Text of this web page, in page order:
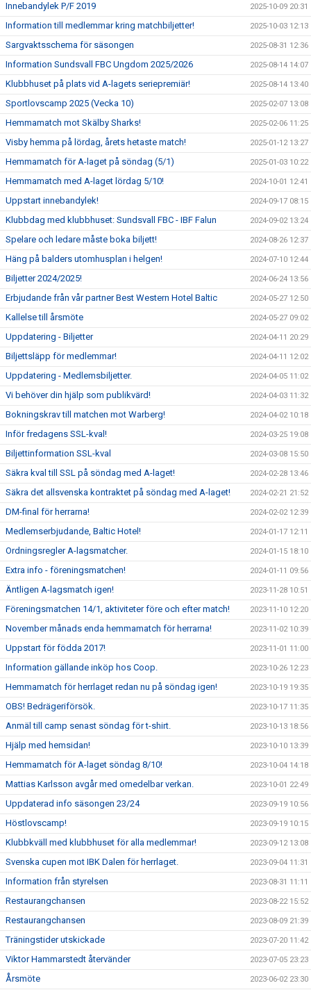
Innebandylek P/F 2019 2025-10-09 20:31
Information till medlemmar kring matchbiljetter! 2025-10-03 12:13
Sargvaktsschema för säsongen 2025-08-31 12:36
Information Sundsvall FBC Ungdom 2025/2026 2025-08-14 14:07
Klubbhuset på plats vid A-lagets seriepremiär! 2025-08-14 13:40
Sportlovscamp 2025 (Vecka 10) 2025-02-07 13:08
Hemmamatch mot Skälby Sharks! 2025-02-06 11:25
Visby hemma på lördag, årets hetaste match! 2025-01-12 13:27
Hemmamatch för A-laget på söndag (5/1) 2025-01-03 10:22
Hemmamatch med A-laget lördag 5/10! 2024-10-01 12:41
Uppstart innebandylek! 2024-09-17 08:15
Klubbdag med klubbhuset: Sundsvall FBC - IBF Falun 2024-09-02 13:24
Spelare och ledare måste boka biljett! 2024-08-26 12:37
Häng på balders utomhusplan i helgen! 2024-07-10 12:44
Biljetter 2024/2025! 2024-06-24 13:56
Erbjudande från vår partner Best Western Hotel Baltic 2024-05-27 12:50
Kallelse till årsmöte 2024-05-27 09:02
Uppdatering - Biljetter 2024-04-11 20:29
Biljettsläpp för medlemmar! 2024-04-11 12:02
Uppdatering - Medlemsbiljetter. 2024-04-05 11:02
Vi behöver din hjälp som publikvärd! 2024-04-03 11:32
Bokningskrav till matchen mot Warberg! 2024-04-02 10:18
Inför fredagens SSL-kval! 2024-03-25 19:08
Biljettinformation SSL-kval 2024-03-08 15:50
Säkra kval till SSL på söndag med A-laget! 2024-02-28 13:46
Säkra det allsvenska kontraktet på söndag med A-laget! 2024-02-21 21:52
DM-final för herrarna! 2024-02-02 12:39
Medlemserbjudande, Baltic Hotel! 2024-01-17 12:11
Ordningsregler A-lagsmatcher. 2024-01-15 18:10
Extra info - föreningsmatchen! 2024-01-11 09:56
Äntligen A-lagsmatch igen! 2023-11-28 10:51
Föreningsmatchen 14/1, aktiviteter före och efter match! 2023-11-10 12:20
November månads enda hemmamatch för herrarna! 2023-11-02 10:39
Uppstart för födda 2017! 2023-11-01 11:00
Information gällande inköp hos Coop. 2023-10-26 12:23
Hemmamatch för herrlaget redan nu på söndag igen! 2023-10-19 19:35
OBS! Bedrägeriförsök. 2023-10-17 11:35
Anmäl till camp senast söndag för t-shirt. 2023-10-13 18:56
Hjälp med hemsidan! 2023-10-10 13:39
Hemmamatch för A-laget söndag 8/10! 2023-10-04 14:18
Mattias Karlsson avgår med omedelbar verkan. 2023-10-01 22:49
Uppdaterad info säsongen 23/24 2023-09-19 10:56
Höstlovscamp! 2023-09-19 10:15
Klubbkväll med klubbhuset för alla medlemmar! 2023-09-12 13:08
Svenska cupen mot IBK Dalen för herrlaget. 2023-09-04 11:31
Information från styrelsen 2023-08-31 11:11
Restaurangchansen 2023-08-22 15:52
Restaurangchansen 2023-08-09 21:39
Träningstider utskickade 2023-07-20 11:42
Viktor Hammarstedt återvänder 2023-07-05 23:23
Årsmöte 2023-06-02 23:30